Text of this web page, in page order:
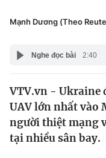
Pháp luật
Y tế
Thế giới
Tin tức
Thế giới đó đây
Kinh tế
Công nghệ
Mạnh Dương (Theo
Nghe đọc bài 2:40
VTV.vn - Ukraine
UAV lớn nhất vào
người thiệt mạng
tại nhiều sân bay.